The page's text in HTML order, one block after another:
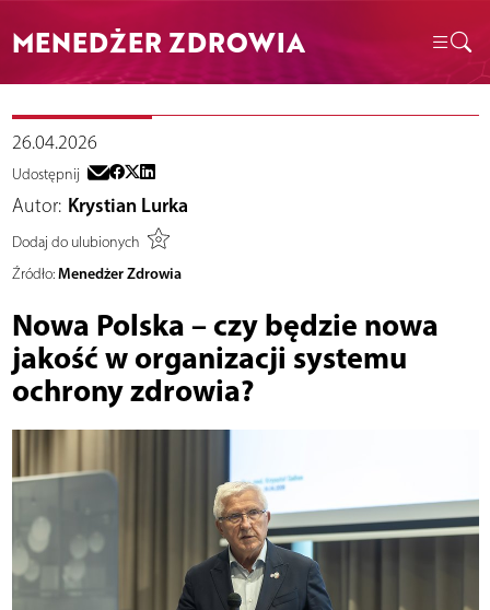
MENEDŻER ZDROWIA
26.04.2026
Udostępnij
Autor: Krystian Lurka
Dodaj do ulubionych
Źródło: Menedżer Zdrowia
Nowa Polska – czy będzie nowa
jakość w organizacji systemu
ochrony zdrowia?